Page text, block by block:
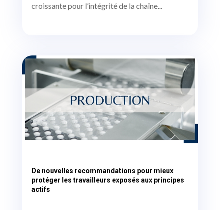
croissante pour l’intégrité de la chaîne...
De nouvelles recommandations pour mieux
protéger les travailleurs exposés aux principes
actifs